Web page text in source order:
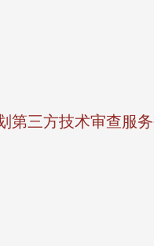
第三方技术审查服